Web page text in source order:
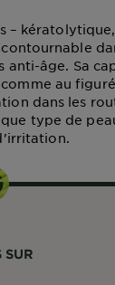
–
anti-âge. Sa
au
dans les
type de
SUR